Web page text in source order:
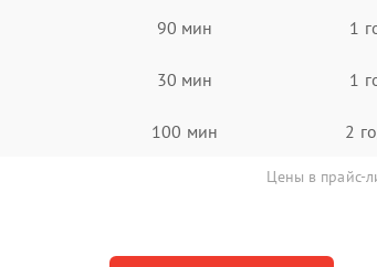
90 мин 1
30 мин 1
100 мин 2
Цены в прайс-